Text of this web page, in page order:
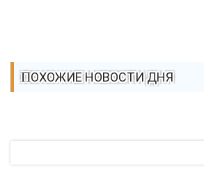
ПОХОЖИЕ НОВОСТИ ДНЯ